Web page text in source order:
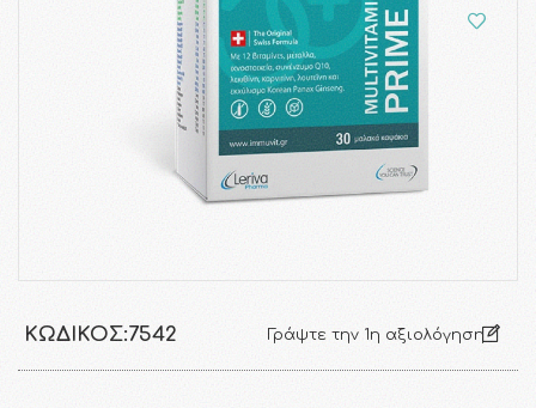
ΚΩΔΙΚΌΣ:7542 Γράψτε την 1η αξιολόγηση